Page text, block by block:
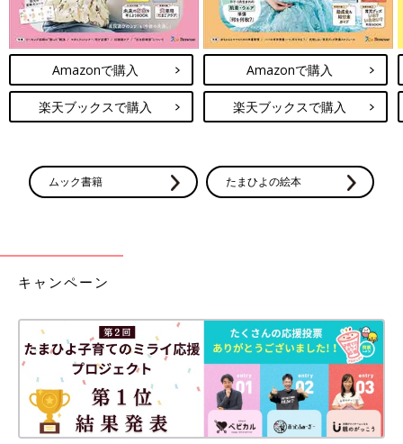
ちなみに、えのき邸は自由にカスタマイズできる注文住宅。建て
売りからの方針転換のきっかけは、自由度が高いことでした。
夫の「ピックアップトラックや普通車を駐車でき、ゆくゆくはキ
ャンピングカーも置けるくらいのガレージがほしい」というこだ
わりの結果だったそうです。
「貯金0円、知識0から始めていろいろとラッキーな出会いもあっ
て、完成したわが家。建て売りに比べて、手間も時間もかかりま
したが、住み心地は満点！」とえのきさん。えのきファミリーを
参考／『ひよこクラブ』2022年４月号「『納得の家を買った』
※掲載している情報は2022年3月現在のものです。
『ひよこクラブ』2022年４月号には、えのきのこさんをはじめ
とする子育てファミリーの住まいへのこだわりや思いをまとめた
「『納得の家を買った』子育てファミリー7組のＳＴＯＲＹ」特
Amazonで購入
楽天ブックスで購入
Amazonで購入
楽天ブックスで購入
ムック書籍 たまひよの絵本
キャンペーン